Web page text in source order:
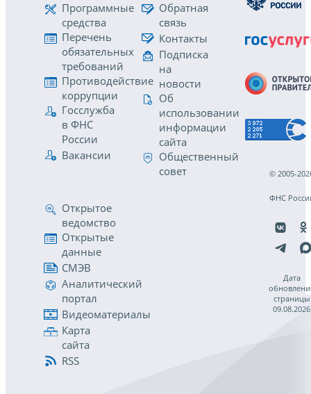
Программные
средства
Перечень
обязательных
требований
Противодействие
коррупции
Госслужба
в ФНС
России
Вакансии
Обратная
связь
Контакты
Подписка
на
новости
Об
использовании
информации
сайта
Общественный
совет
Открытое
ведомство
Открытые
данные
СМЭВ
Аналитический
портал
Видеоматериалы
Карта
сайта
RSS
© 2005-
ФНС
Дата
страницы
09.08.2026